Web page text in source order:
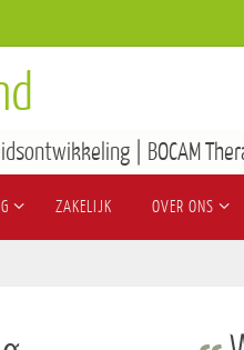
| BOCAM
ZAKELIJK OVER ONS